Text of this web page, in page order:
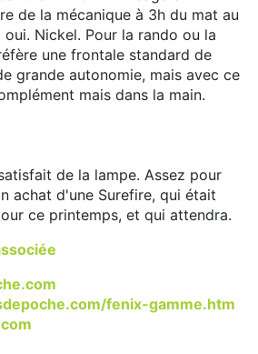
de la mécanique à 3h du mat au
Nickel. Pour la rando ou la
une frontale standard de
grande autonomie, mais avec ce
mais dans la main.
de la lampe. Assez pour
achat d'une Surefire, qui était
ce printemps, et qui attendra.
fenix-gamme.htm